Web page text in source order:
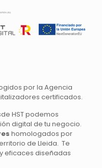
por la Agencia
certificados.
HST podemos
digital de tu negocio.
homologados por
de Lleida. Te
eficaces diseñadas